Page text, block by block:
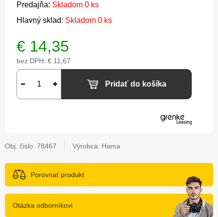
Predajňa: Skladom 0 ks
Hlavný sklad: Skladom 0 ks
€ 14,35
bez DPH: € 11,67
Pridať do košíka
Obj. čislo: 78467 Výrobca: Hama
Porovnať produkt
Otázka odborníkovi